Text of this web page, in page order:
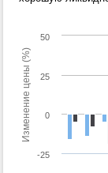
Изменение цены (%)
-25
0
25
50